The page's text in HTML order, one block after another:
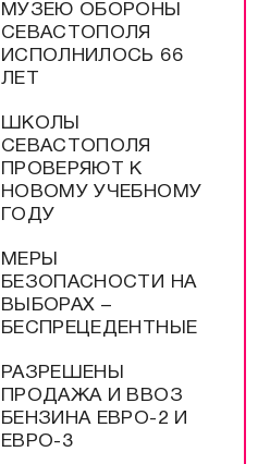
МУЗЕЮ ОБОРОНЫ
СЕВАСТОПОЛЯ
ИСПОЛНИЛОСЬ 66
ЛЕТ
ШКОЛЫ
СЕВАСТОПОЛЯ
ПРОВЕРЯЮТ К
НОВОМУ УЧЕБНОМУ
ГОДУ
МЕРЫ
БЕЗОПАСНОСТИ НА
ВЫБОРАХ –
БЕСПРЕЦЕДЕНТНЫЕ
РАЗРЕШЕНЫ
ПРОДАЖА И ВВОЗ
БЕНЗИНА ЕВРО-2 И
ЕВРО-3